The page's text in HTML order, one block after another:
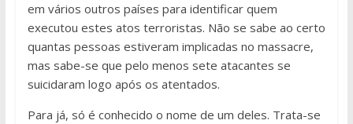
em vários outros países para identificar quem
executou estes atos terroristas. Não se sabe ao certo
quantas pessoas estiveram implicadas no massacre,
mas sabe-se que pelo menos sete atacantes se
suicidaram logo após os atentados.
Para já, só é conhecido o nome de um deles. Trata-se